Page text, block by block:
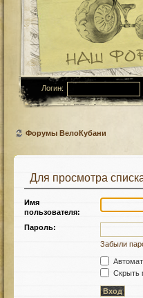
Логин:
Форумы ВелоКубани
Для просмотра
Имя
пользователя:
Пароль:
Забыли
Скрыть